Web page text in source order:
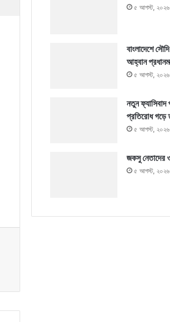
৫ আগস্ট, ২০২৬
বাংলাদেশে
আহ্বান
৫ আগস্ট, ২০২৬
নতুন ফ্যাসিবাদ
প্রতিরোধ গড়ে
৫ আগস্ট, ২০২৬
জকসু নেতাদের
৫ আগস্ট, ২০২৬